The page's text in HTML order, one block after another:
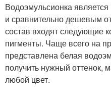
Водоэмульсионка
и сравнительно дешевым
состав входят следующие
пигменты. Чаще всего на
представлена белая
получить нужный оттенок,
любой цвет.